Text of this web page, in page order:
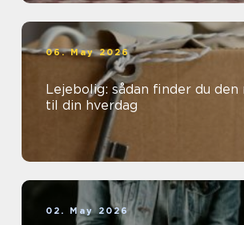
06. May 2026
Lejebolig: sådan finder du
til din hverdag
02. May 2026